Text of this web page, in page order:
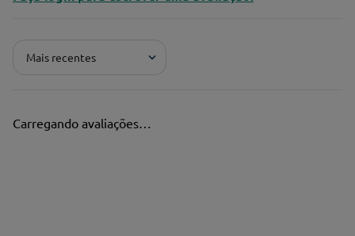
Mais recentes
Carregando avaliações…